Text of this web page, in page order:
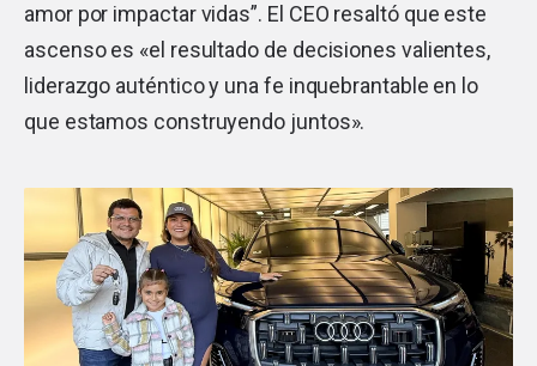
amor por impactar vidas”. El CEO resaltó que este
ascenso es «el resultado de decisiones valientes,
liderazgo auténtico y una fe inquebrantable en lo
que estamos construyendo juntos».